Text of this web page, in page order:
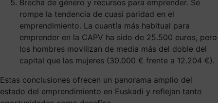
Brecha de género y recursos para emprender. Se
rompe la tendencia de cuasi paridad en el
emprendimiento. La cuantía más habitual para
emprender en la CAPV ha sido de 25.500 euros, pero
los hombres movilizan de media más del doble del
capital que las mujeres (30.000 € frente a 12.204 €).
Estas conclusiones ofrecen un panorama amplio del
estado del emprendimiento en Euskadi y reflejan tanto